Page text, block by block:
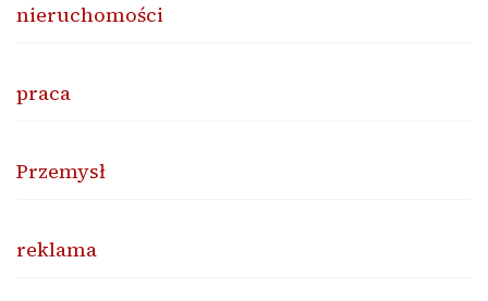
nieruchomości
praca
Przemysł
reklama